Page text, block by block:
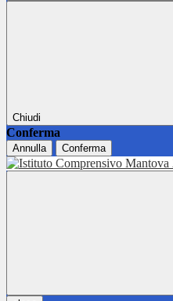
Chiudi
Conferma
Annulla Conferma